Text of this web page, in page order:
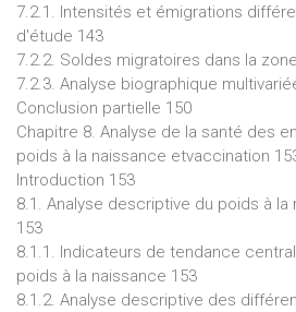
7.2.1. Intensités et émigrations
d'étude 143
7.2.2. Soldes migratoires dans la
7.2.3. Analyse biographique
Conclusion partielle 150
Chapitre 8. Analyse de la santé des
poids à la naissance etvaccination
Introduction 153
8.1. Analyse descriptive du poids à
153
8.1.1. Indicateurs de tendance
poids à la naissance 153
8.1.2. Analyse descriptive des